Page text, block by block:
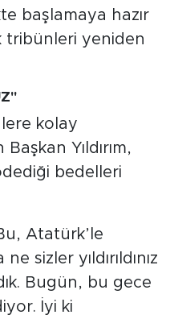
başlamaya hazır
tribünleri yeniden
kolay
Yıldırım,
bedelleri
Atatürk’le
sizler yıldırıldınız
Bugün, bu gece
İyi ki